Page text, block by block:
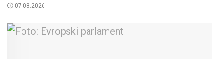
07.08.2026